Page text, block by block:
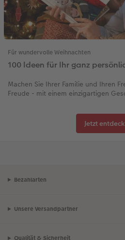
Für wundervolle Weihnachten
100 Ideen für Ihr ganz
Machen Sie Ihrer Familie und Ihren
Freude - mit einem einzigartigen
Jetzt
Bezahlarten
Unsere Versandpartner
Qualität & Sicherheit